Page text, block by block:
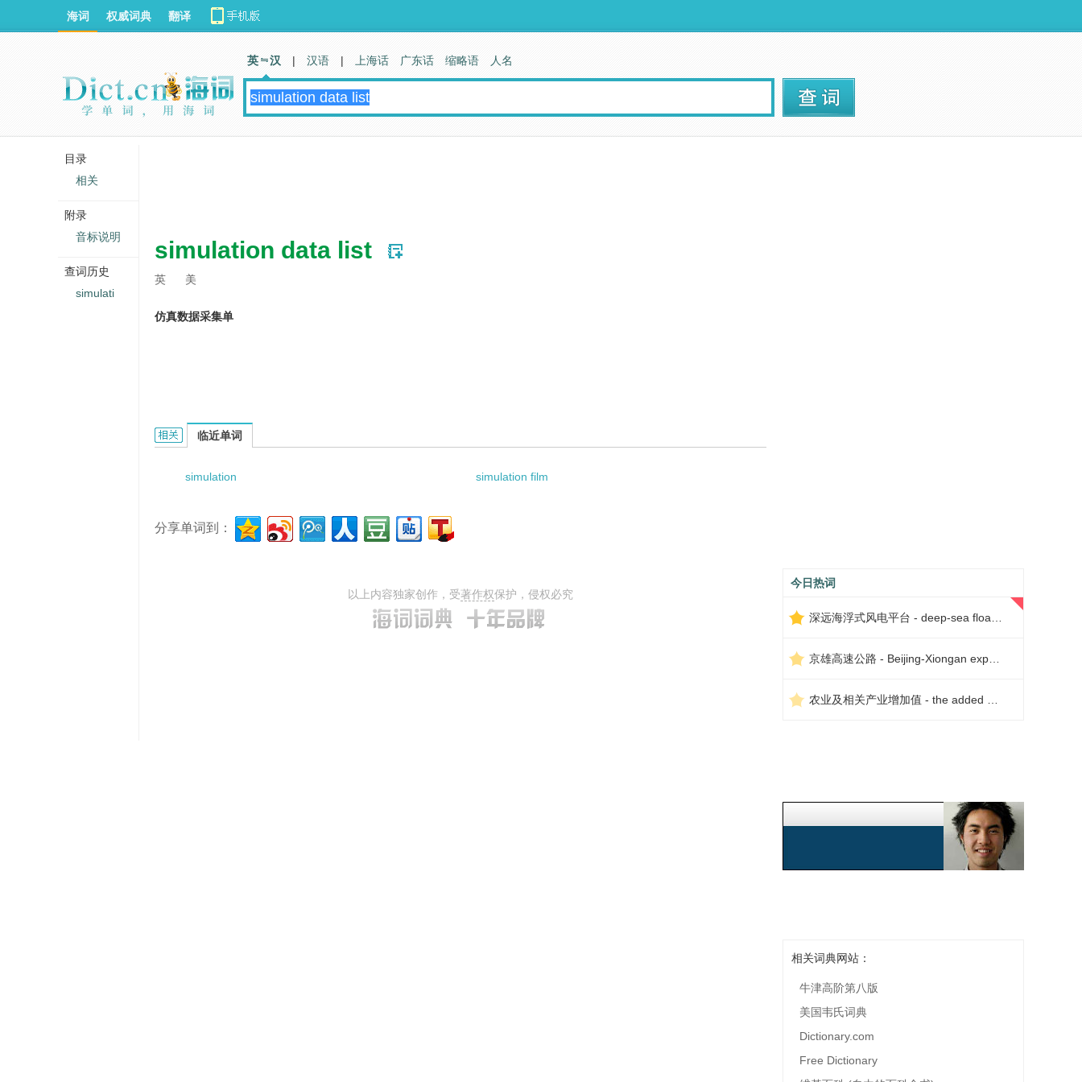
simulation data list
英 美
仿真数据采集单
simulation data list的相关资料：
临近单词
simulation simulation film
分享单词到：
以上内容独家创作，受著作权保护，侵权必究
今日热词
相关词典网站：
牛津高阶第八版
美国韦氏词典
Dictionary.com
Free Dictionary
海词 权威词典 翻译
英 汉 | 汉语 | 上海话 广东话 缩略语 人名
目录
相关
附录
音标说明
查词历史
simulati